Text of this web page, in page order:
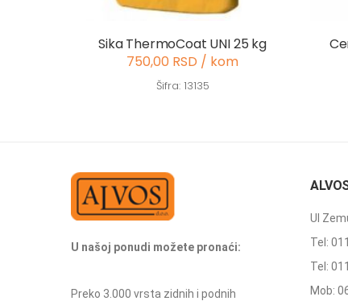
Sika ThermoCoat UNI 25 kg
750,00 RSD / kom
Šifra: 13135
U našoj ponudi možete pronaći:
Preko 3.000 vrsta zidnih i podnih
Ul
Tel:
Tel:
Mob: